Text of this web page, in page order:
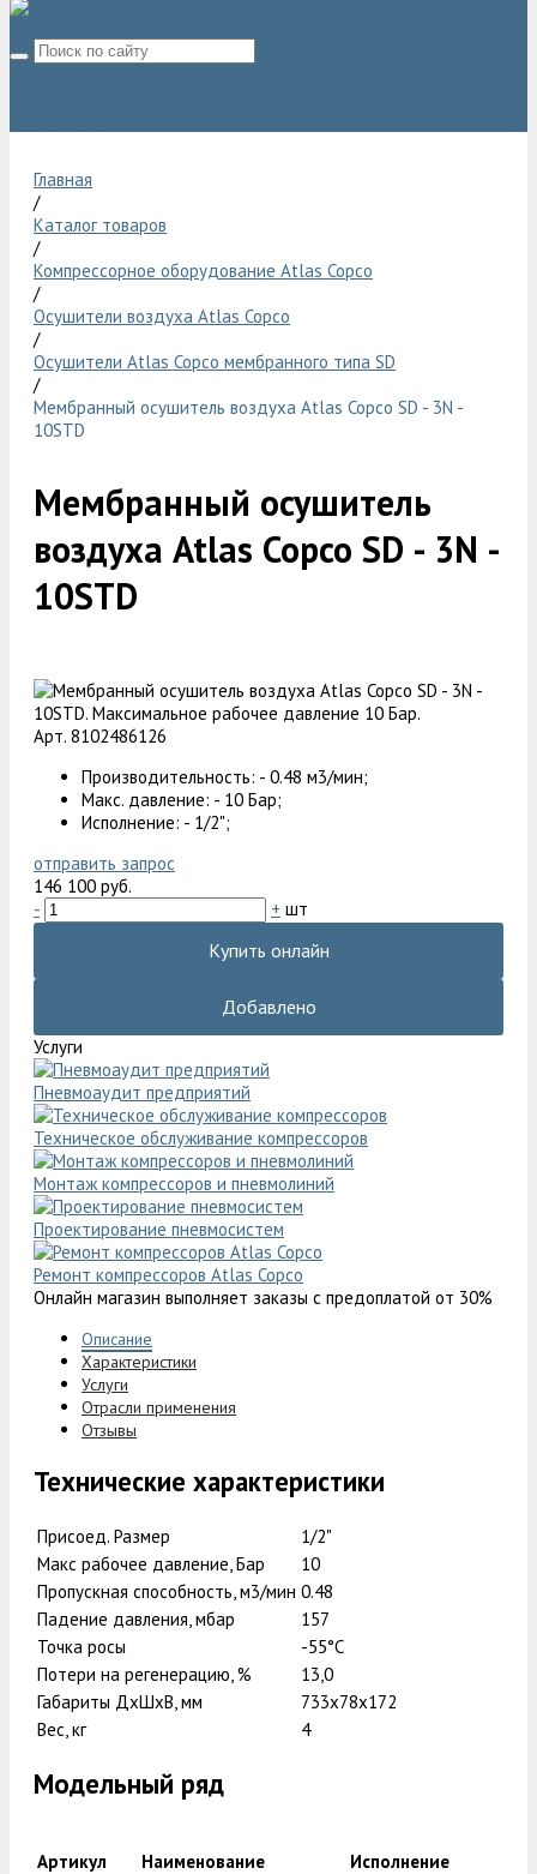
Главная
/
Каталог товаров
/
Компрессорное оборудование Atlas Copco
/
Осушители воздуха Atlas Copco
/
Осушители Atlas Copco мембранного типа SD
/
Мембранный осушитель воздуха Atlas Copco SD - 3N -
10STD
Мембранный осушитель
воздуха Atlas Copco SD - 3N -
10STD
Арт. 8102486126
Производительность: - 0.48 м3/мин;
Макс. давление: - 10 Бар;
Исполнение: - 1/2";
отправить запрос
146 100 руб.
-
+ шт
Купить онлайн
Добавлено
Услуги
Пневмоаудит предприятий
Техническое обслуживание компрессоров
Монтаж компрессоров и пневмолиний
Проектирование пневмосистем
Ремонт компрессоров Atlas Copco
Онлайн магазин выполняет заказы с предоплатой от 30%
Описание
Характеристики
Услуги
Отрасли применения
Отзывы
Технические характеристики
Присоед. Размер
1/2"
Макс рабочее давление, Бар
10
Пропускная способность, м3/мин 0.48
Падение давления, мбар
157
Точка росы
-55°С
Потери на регенерацию, %
13,0
Габариты ДxШxВ, мм
733x78x172
Вес, кг
4
Модельный ряд
Артикул Наименование
Исполнение